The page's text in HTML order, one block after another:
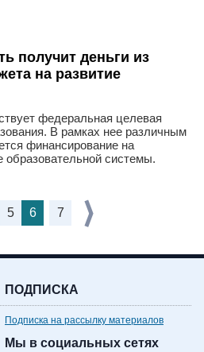
получит деньги из
на развитие
федеральная целевая
В рамках нее различным
финансирование на
образовательной системы.
5 6 7
ПОДПИСКА
Подписка на рассылку материалов
Мы в социальных сетях